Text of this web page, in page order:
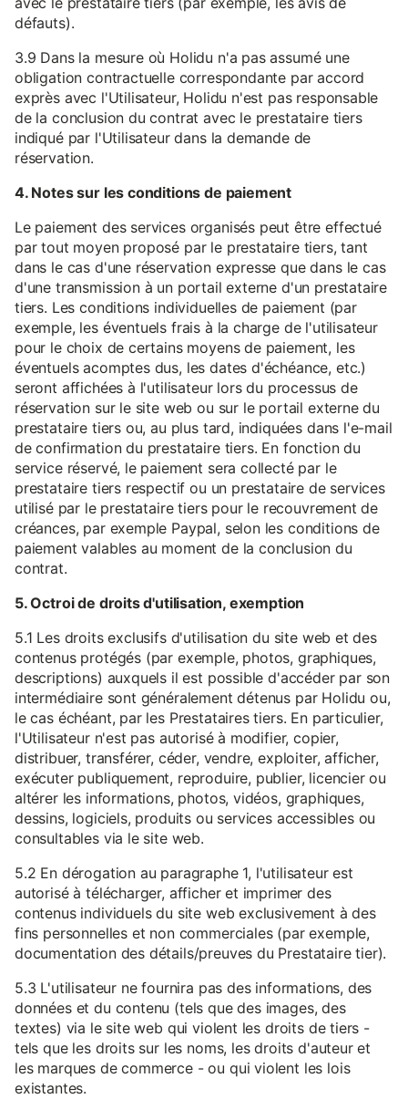
défauts).
3.9 Dans la mesure où Holidu n'a pas assumé une
obligation contractuelle correspondante par accord
exprès avec l'Utilisateur, Holidu n'est pas responsable
de la conclusion du contrat avec le prestataire tiers
indiqué par l'Utilisateur dans la demande de
réservation.
4. Notes sur les conditions de paiement
Le paiement des services organisés peut être effectué
par tout moyen proposé par le prestataire tiers, tant
dans le cas d'une réservation expresse que dans le cas
d'une transmission à un portail externe d'un prestataire
tiers. Les conditions individuelles de paiement (par
exemple, les éventuels frais à la charge de l'utilisateur
pour le choix de certains moyens de paiement, les
éventuels acomptes dus, les dates d'échéance, etc.)
seront affichées à l'utilisateur lors du processus de
réservation sur le site web ou sur le portail externe du
prestataire tiers ou, au plus tard, indiquées dans l'e-mail
de confirmation du prestataire tiers. En fonction du
service réservé, le paiement sera collecté par le
prestataire tiers respectif ou un prestataire de services
utilisé par le prestataire tiers pour le recouvrement de
créances, par exemple Paypal, selon les conditions de
paiement valables au moment de la conclusion du
contrat.
5. Octroi de droits d'utilisation, exemption
5.1 Les droits exclusifs d'utilisation du site web et des
contenus protégés (par exemple, photos, graphiques,
descriptions) auxquels il est possible d'accéder par son
intermédiaire sont généralement détenus par Holidu ou,
le cas échéant, par les Prestataires tiers. En particulier,
l'Utilisateur n'est pas autorisé à modifier, copier,
distribuer, transférer, céder, vendre, exploiter, afficher,
exécuter publiquement, reproduire, publier, licencier ou
altérer les informations, photos, vidéos, graphiques,
dessins, logiciels, produits ou services accessibles ou
consultables via le site web.
5.2 En dérogation au paragraphe 1, l'utilisateur est
autorisé à télécharger, afficher et imprimer des
contenus individuels du site web exclusivement à des
fins personnelles et non commerciales (par exemple,
documentation des détails/preuves du Prestataire tier).
5.3 L'utilisateur ne fournira pas des informations, des
données et du contenu (tels que des images, des
textes) via le site web qui violent les droits de tiers -
tels que les droits sur les noms, les droits d'auteur et
les marques de commerce - ou qui violent les lois
existantes.